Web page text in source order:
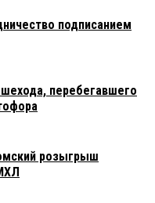
подписанием
перебегавшего
розыгрыш